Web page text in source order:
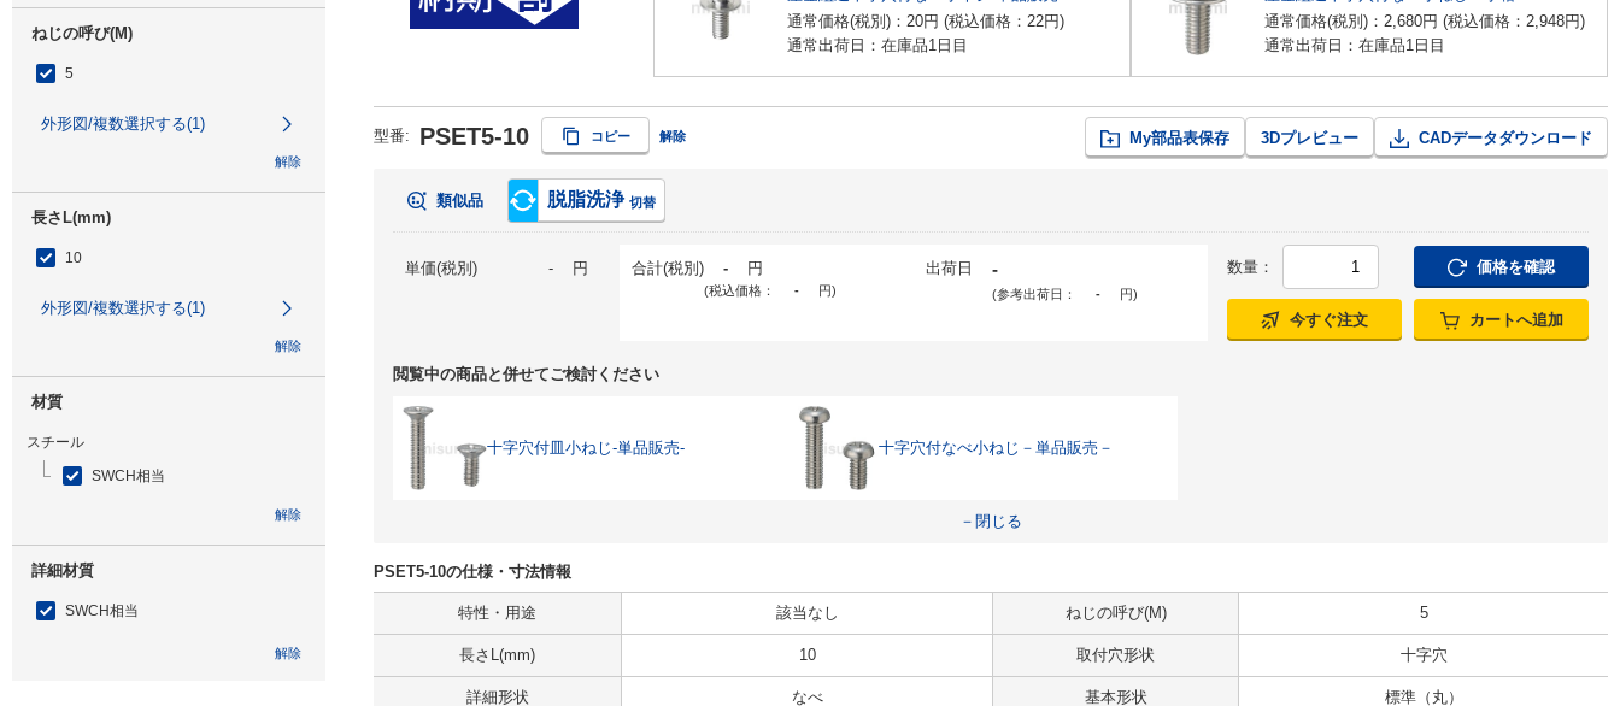
ねじの呼び(M)
5
外形図/複数選択する(1)
解除
長さL(mm)
10
外形図/複数選択する(1)
解除
材質
スチール
SWCH相当
解除
詳細材質
SWCH相当
解除
通常価格(税別)： 20円 (税込価格： 22円)
通常出荷日：在庫品1日目
通常価格(税別)： 2,680円 (税込価格： 2,948円)
通常出荷日：在庫品1日目
型番: PSET5-10 コピー 解除 My部品表保存 3Dプレビュー CADデータダウンロード
類似品 脱脂洗浄 切替
単価(税別) - 円 合計(税別) - 円
(税込価格： - 円)
出荷日 -
(参考出荷日： - 円)
数量： 価格を確認
今すぐ注文 カートへ追加
閲覧中の商品と併せてご検討ください
十字穴付皿小ねじ-単品販売- 十字穴付なべ小ねじ－単品販売－
－閉じる
PSET5-10の仕様・寸法情報
特性・用途 該当なし ねじの呼び(M) 5
長さL(mm) 10 取付穴形状 十字穴
詳細形状 なべ 基本形状 標準（丸）